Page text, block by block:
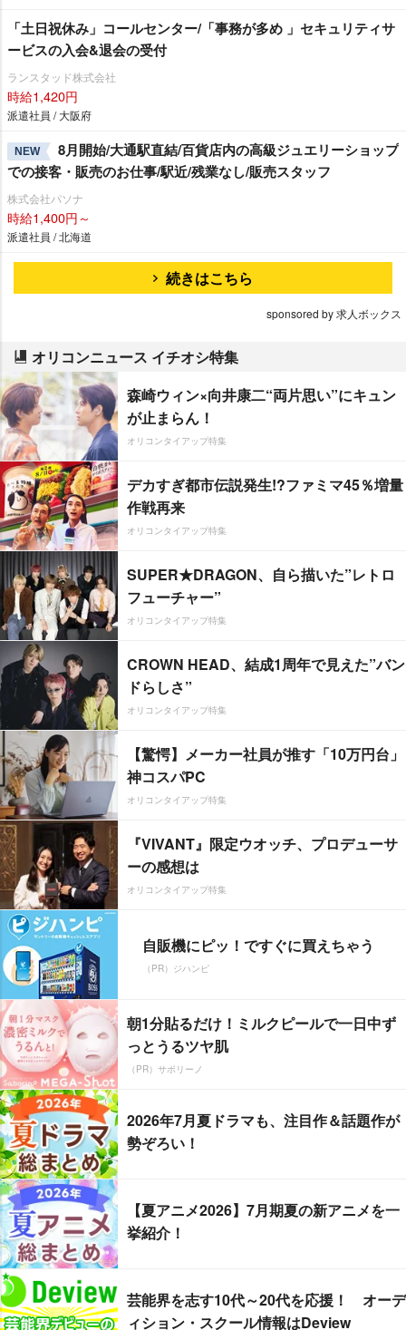
「土日祝休み」コールセンター/「事務が多め 」セキュリティサ
ービスの入会&退会の受付
ランスタッド株式会社
時給1,420円
派遣社員 / 大阪府
NEW
8月開始/大通駅直結/百貨店内の高級ジュエリーショップ
での接客・販売のお仕事/駅近/残業なし/販売スタッフ
株式会社パソナ
時給1,400円～
派遣社員 / 北海道
続きはこちら
sponsored by 求人ボックス
オリコンニュース イチオシ特集
森崎ウィン×向井康二“両片思い”にキュン
が止まらん！
オリコンタイアップ特集
デカすぎ都市伝説発生!?ファミマ45％増量
作戦再来
オリコンタイアップ特集
SUPER★DRAGON、自ら描いた”レトロ
フューチャー”
オリコンタイアップ特集
CROWN HEAD、結成1周年で見えた”バン
ドらしさ”
オリコンタイアップ特集
【驚愕】メーカー社員が推す「10万円台」
神コスパPC
オリコンタイアップ特集
『VIVANT』限定ウオッチ、プロデューサ
ーの感想は
オリコンタイアップ特集
自販機にピッ！ですぐに買えちゃう
（PR）ジハンピ
朝1分貼るだけ！ミルクピールで一日中ず
っとうるツヤ肌
（PR）サボリーノ
2026年7月夏ドラマも、注目作＆話題作が
勢ぞろい！
【夏アニメ2026】7月期夏の新アニメを一
挙紹介！
芸能界を志す10代～20代を応援！ オーデ
ィション・スクール情報はDeview